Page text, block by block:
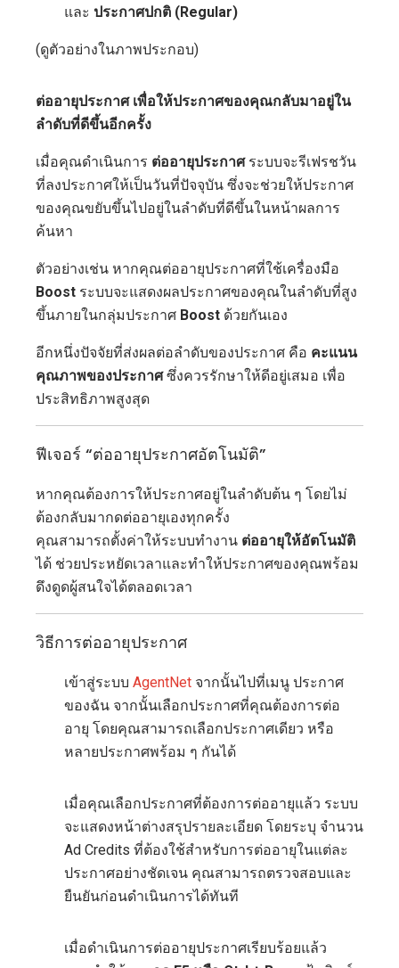
และ ประกาศปกติ (Regular)
(ดูตัวอย่างในภาพประกอบ)
ต่ออายุประกาศ เพื่อให้ประกาศของคุณกลับมาอยู่ใน
ลำดับที่ดีขึ้นอีกครั้ง
เมื่อคุณดำเนินการ ต่ออายุประกาศระบบจะรีเฟรชวัน
ที่ลงประกาศให้เป็นวันที่ปัจจุบัน ซึ่งจะช่วยให้ประกาศ
ของคุณขยับขึ้นไปอยู่ในลำดับที่ดีขึ้นในหน้าผลการ
ค้นหา
ตัวอย่างเช่น หากคุณต่ออายุประกาศที่ใช้เครื่องมือ
Boost ระบบจะแสดงผลประกาศของคุณในลำดับที่สูง
ขึ้นภายในกลุ่มประกาศ Boost ด้วยกันเอง
อีกหนึ่งปัจจัยที่ส่งผลต่อลำดับของประกาศ คือ คะแนน
คุณภาพของประกาศซึ่งควรรักษาให้ดีอยู่เสมอ เพื่อ
ประสิทธิภาพสูงสุด
ฟีเจอร์ “ต่ออายุประกาศอัตโนมัติ”
หากคุณต้องการให้ประกาศอยู่ในลำดับต้น ๆ โดยไม่
ต้องกลับมากดต่ออายุเองทุกครั้ง
คุณสามารถตั้งค่าให้ระบบทำงาน ต่ออายุให้อัตโนมัติ
ได้ ช่วยประหยัดเวลาและทำให้ประกาศของคุณพร้อม
ดึงดูดผู้สนใจได้ตลอดเวลา
วิธีการต่ออายุประกาศ
เข้าสู่ระบบ AgentNet จากนั้นไปที่เมนู ประกาศ
ของฉัน จากนั้นเลือกประกาศที่คุณต้องการต่อ
อายุ โดยคุณสามารถเลือกประกาศเดียว หรือ
หลายประกาศพร้อม ๆ กันได้
เมื่อคุณเลือกประกาศที่ต้องการต่ออายุแล้ว ระบบ
จะแสดงหน้าต่างสรุปรายละเอียด โดยระบุ จำนวน
Ad Credits ที่ต้องใช้สำหรับการต่ออายุในแต่ละ
ประกาศอย่างชัดเจน คุณสามารถตรวจสอบและ
ยืนยันก่อนดำเนินการได้ทันที
เมื่อดำเนินการต่ออายุประกาศเรียบร้อยแล้ว